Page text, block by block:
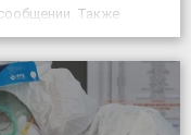
Также
полностью
и камней […]